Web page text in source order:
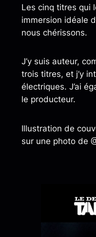
Les cinq titres qui
immersion idéale
nous chérissons.
J’y suis auteur,
trois titres, et j’y
électriques. J’ai
le producteur.
Illustration de
sur une photo de